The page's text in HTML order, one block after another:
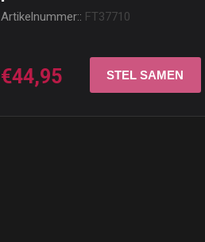
Artikelnummer:: FT37710
€44,95